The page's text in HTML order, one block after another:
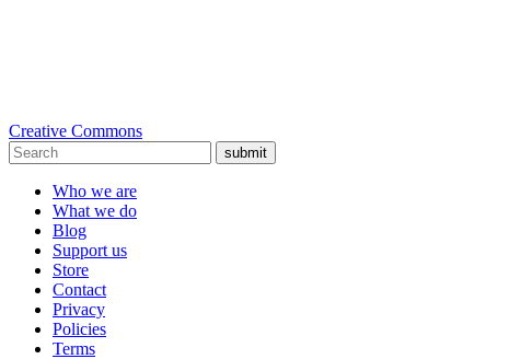
Creative Commons
submit
Who we are
What we do
Blog
Support us
Store
Contact
Privacy
Policies
Terms